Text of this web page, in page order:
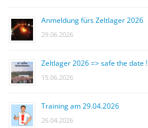
Anmeldung fürs Zeltlager 2026
29.06.2026
Zeltlager 2026 => safe the date !
15.06.2026
Training am 29.04.2026
26.04.2026